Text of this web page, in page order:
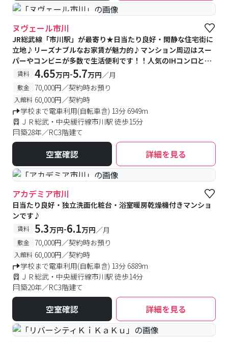
#予約受付中 #空室待ち
ヌヴェール市川
JR総武線「市川駅」が最寄り★日当たり良好・閑静な住宅街に
立地♪リーズナブルなお家賃が魅力的♪マンション周辺はスー
パーやコンビニが多数で生活便利です！！人気のIHコンロと温
水洗浄便座も完備！更に便利な宅配BOX付きです
賃料 4.65万円-5.7万円／月
敷金 70,000円／契約時お預り
入館料 60,000円／契約時
学校まで電車利用(自転車含) 13分 6949m
ＪＲ総武・中央緩行線市川駅 徒歩15分
築28年／RC3階建て
空室確認 詳細を見る
#予約受付中 #空室待ち
アカデミア市川
日当たり良好・独立洗面化粧台・浴室暖房乾燥機付きマンショ
ンです♪
賃料 5.3万円-6.1万円／月
敷金 70,000円／契約時お預り
入館料 60,000円／契約時
学校まで電車利用(自転車含) 13分 6889m
ＪＲ総武・中央緩行線市川駅 徒歩14分
築20年／RC3階建て
空室確認 詳細を見る